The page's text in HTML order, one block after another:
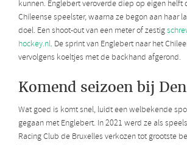
kunnen. Englebert veroverde diep op eigen helft
Chileense speelster, waarna ze begon aan haar
doel. Een shoot-out van een meter of zestig
hockey.nl. De sprint van Englebert naar het
vervolgens koeltjes met de backhand afgerond.
Komend seizoen bij
Wat goed is komt snel, luidt een welbekende
gegaan met Englebert. In 2021 werd ze als
Racing Club de Bruxelles verkozen tot grootste